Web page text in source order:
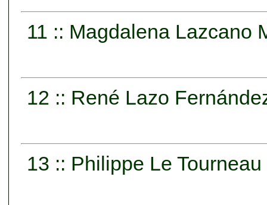
11 :: Magdalena Lazcano
12 :: René Lazo
13 :: Philippe Le Tourneau